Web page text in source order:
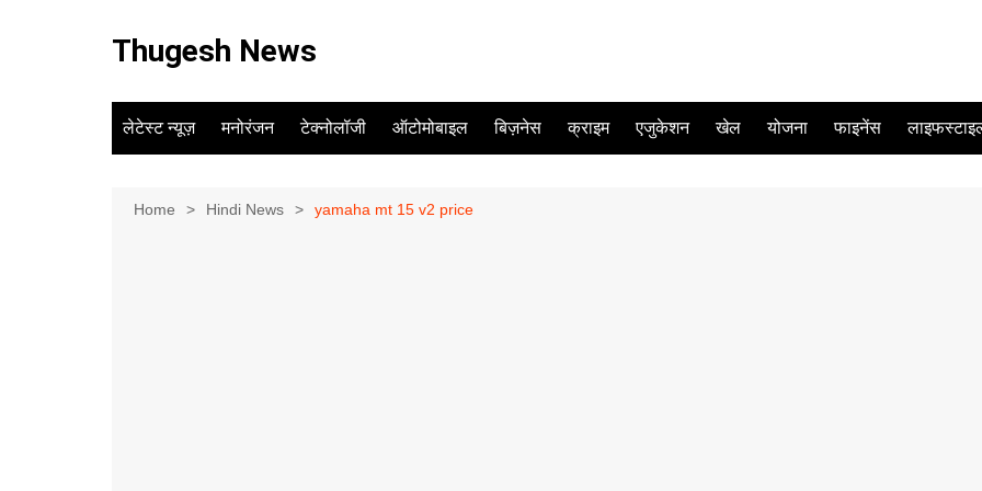
Thugesh News
लेटेस्ट न्यूज़ मनोरंजन टेक्नोलॉजी ऑटोमोबाइल बिज़नेस क्राइम एजुकेशन खेल योजना फाइनेंस
Home Hindi News yamaha mt 15 v2 price